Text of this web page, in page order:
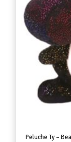
Peluche Ty –